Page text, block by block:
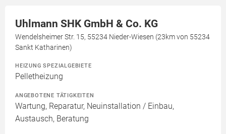
Uhlmann SHK GmbH & Co. KG
Wendelsheimer Str. 15, 55234 Nieder-Wiesen (23km von 55234
Sankt Katharinen)
HEIZUNG SPEZIALGEBIETE
Pelletheizung
ANGEBOTENE TÄTIGKEITEN
Wartung, Reparatur, Neuinstallation / Einbau,
Austausch, Beratung